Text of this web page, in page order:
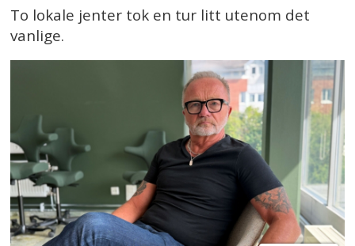
To lokale jenter tok en tur litt utenom det
vanlige.